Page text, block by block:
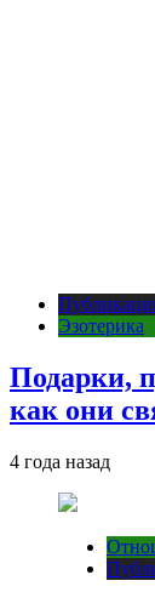
Эзотерика
Подарки,
как они
4 года назад